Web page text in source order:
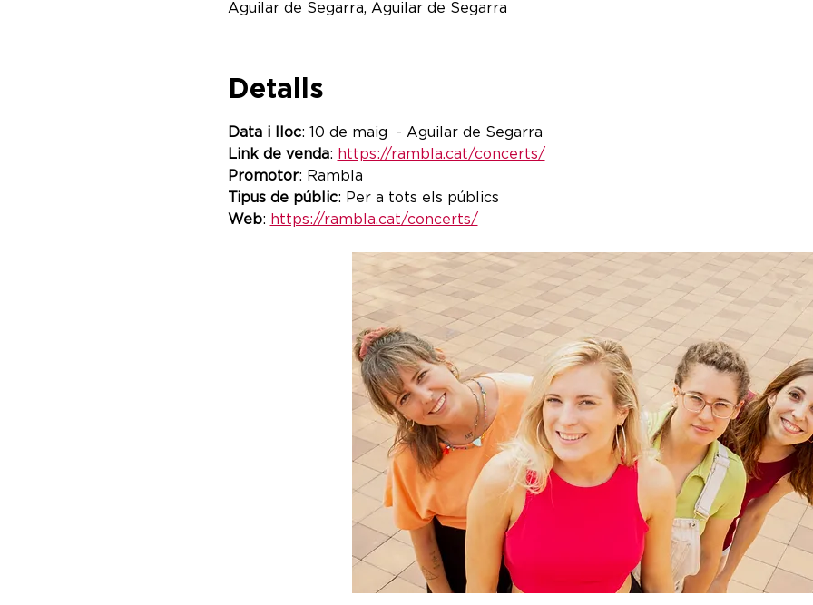
Aguilar de Segarra, Aguilar de Segarra
Detalls
Data i lloc: 10 de maig  - Aguilar de Segarra
Link de venda: https://rambla.cat/concerts/
Promotor: Rambla
Tipus de públic: Per a tots els públics
Web: https://rambla.cat/concerts/